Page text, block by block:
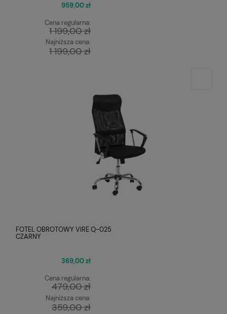
959,00 zł
Cena regularna:
1 199,00 zł
Najniższa cena:
1 199,00 zł
FOTEL OBROTOWY VIRE Q-025
CZARNY
369,00 zł
Cena regularna:
479,00 zł
Najniższa cena:
359,00 zł